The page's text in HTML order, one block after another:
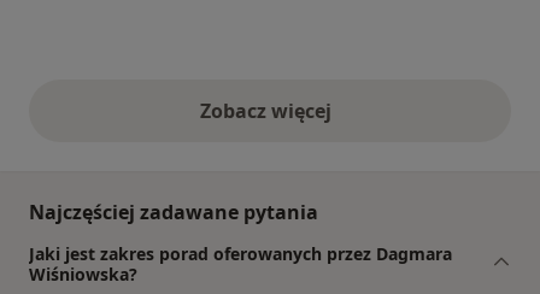
Zobacz więcejopinie powyżej
Najczęściej zadawane pytania
Jaki jest zakres porad oferowanych przez Dagmara
Wiśniowska?